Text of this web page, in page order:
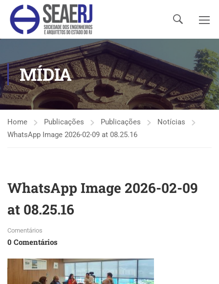
MÍDIA
Home Publicações Publicações
Notícias
WhatsApp Image 2026-02-09 at 08.25.16
WhatsApp Image 2026-02-09
at 08.25.16
Comentários
0 Comentários